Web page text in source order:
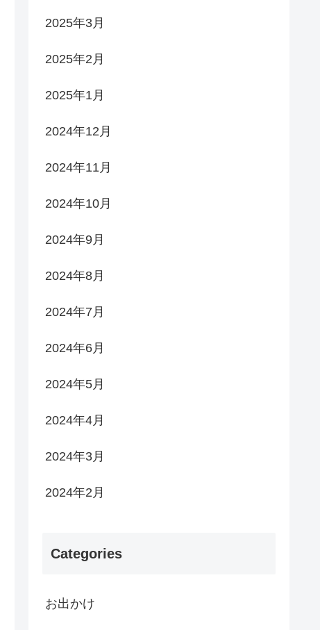
2025年3月
2025年2月
2025年1月
2024年12月
2024年11月
2024年10月
2024年9月
2024年8月
2024年7月
2024年6月
2024年5月
2024年4月
2024年3月
2024年2月
Categories
お出かけ